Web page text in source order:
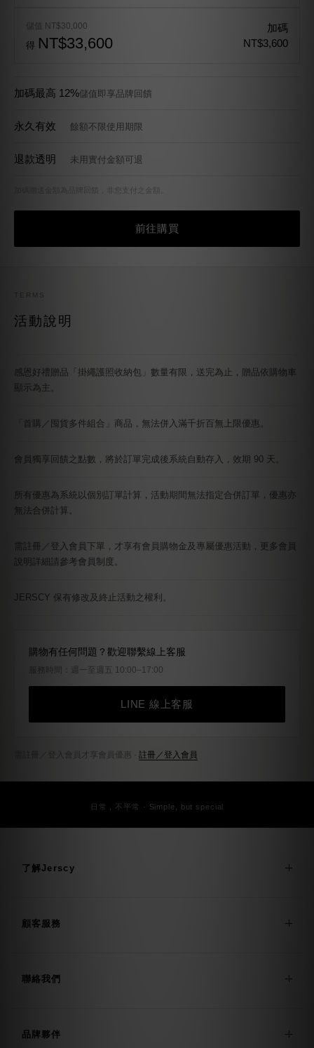
儲值 NT$30,000
得 NT$33,600
加碼
NT$3,600
加碼最高 12%儲值即享品牌回饋
永久有效 餘額不限使用期限
退款透明 未用實付金額可退
加碼贈送金額為品牌回饋，非您支付之金額。
前往購買
TERMS
活動說明
感恩好禮贈品「掛繩護照收納包」數量有限，送完為止，贈品依購物車
顯示為主。
「首購／囤貨多件組合」商品，無法併入滿千折百無上限優惠。
會員獨享回饋之點數，將於訂單完成後系統自動存入，效期 90 天。
所有優惠為系統以個別訂單計算，活動期間無法指定合併訂單，優惠亦
無法合併計算。
需註冊／登入會員下單，才享有會員購物金及專屬優惠活動，更多會員
說明詳細請參考會員制度。
JERSCY 保有修改及終止活動之權利。
購物有任何問題？歡迎聯繫線上客服
服務時間：週一至週五 10:00–17:00
LINE 線上客服
需註冊／登入會員才享會員優惠 · 註冊／登入會員
日常，不平常 · Simple, but special
了解Jerscy
顧客服務
聯絡我們
品牌夥伴